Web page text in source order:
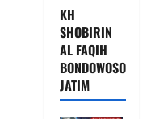
KH
SHOBIRIN
AL FAQIH
BONDOWOSO
JATIM